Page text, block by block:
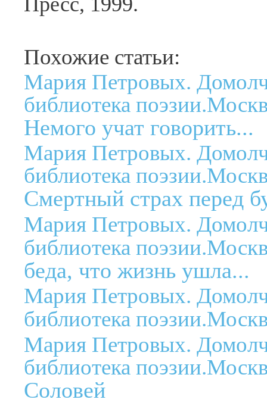
Похожие статьи:
Мария Петровых.
библиотека
Немого учат говорить...
Мария Петровых.
библиотека
Смертный страх перед
Мария Петровых.
библиотека
беда, что жизнь ушла...
Мария Петровых.
библиотека
Мария Петровых.
библиотека
Соловей